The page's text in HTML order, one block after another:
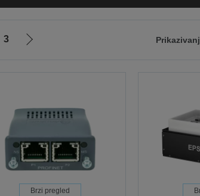
3
Idi
Brzi pregled